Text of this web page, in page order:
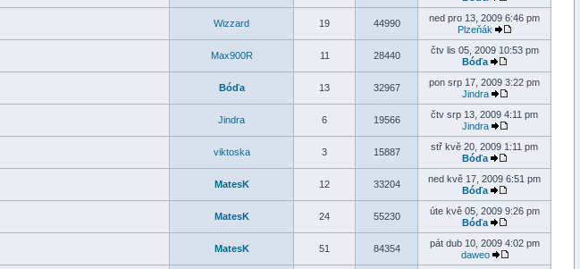
Wizzard 19 44990
ned pro 13, 2009 6:46 pm
Plzeňák
Max900R 11 28440
čtv lis 05, 2009 10:53 pm
Bóďa
Bóďa 13 32967
pon srp 17, 2009 3:22 pm
Jindra
Jindra 6 19566
čtv srp 13, 2009 4:11 pm
Jindra
viktoska 3 15887
stř kvě 20, 2009 1:11 pm
Bóďa
MatesK 12 33204
ned kvě 17, 2009 6:51 pm
Bóďa
MatesK 24 55230
úte kvě 05, 2009 9:26 pm
Bóďa
MatesK 51 84354
pát dub 10, 2009 4:02 pm
daweo